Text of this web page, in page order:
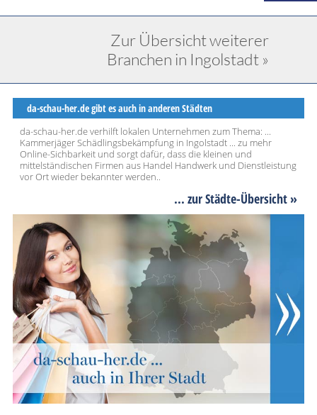
Zur Übersicht weiterer
Branchen in Ingolstadt »
da-schau-her.de gibt es auch in anderen Städten
da-schau-her.de verhilft lokalen Unternehmen zum Thema: ...
Kammerjäger Schädlingsbekämpfung in Ingolstadt ... zu mehr
Online-Sichbarkeit und sorgt dafür, dass die kleinen und
mittelständischen Firmen aus Handel Handwerk und Dienstleistung
vor Ort wieder bekannter werden..
... zur Städte-Übersicht »